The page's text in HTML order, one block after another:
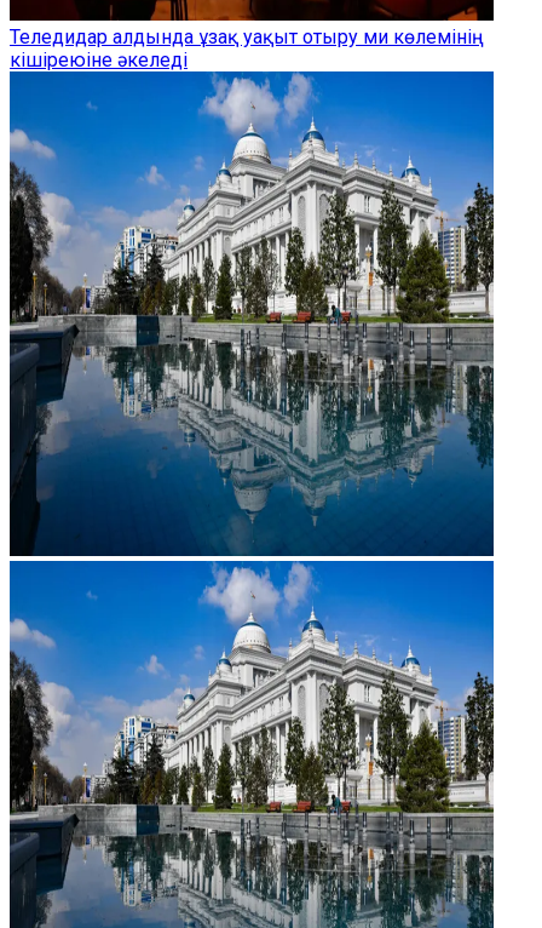
Теледидар алдында ұзақ уақыт отыру ми көлемінің
кішіреюіне әкеледі